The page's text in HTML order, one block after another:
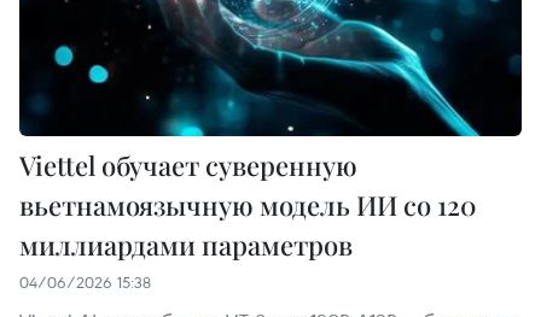
Viettel обучает суверенную
вьетнамоязычную модель ИИ со 120
миллиардами параметров
04/06/2026 15:38